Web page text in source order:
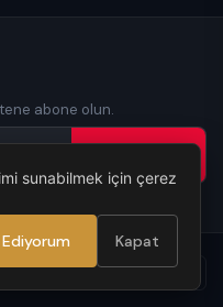
abone olun.
YUKARI
sunabilmek için çerez
Kapat